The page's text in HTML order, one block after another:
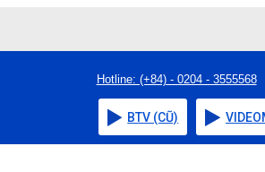
Hotline: (+84) - 0204 - 3555568
BTV (CŨ) VIDEO